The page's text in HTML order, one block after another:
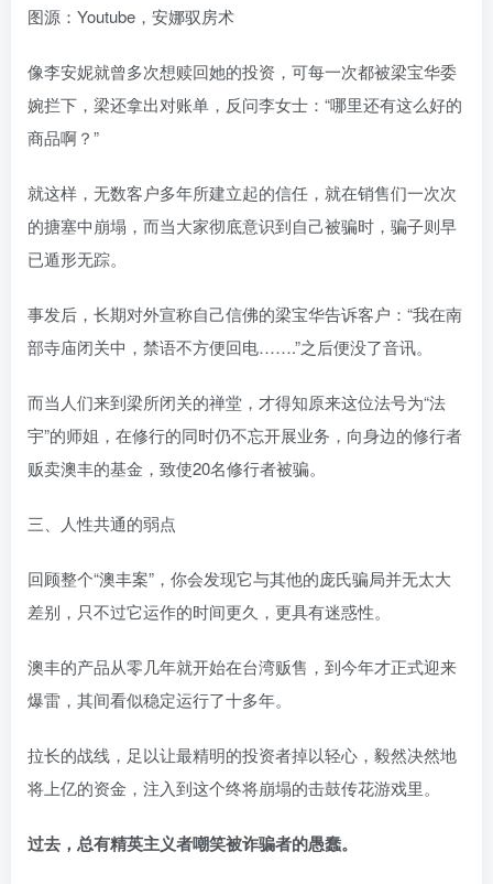
图源：Youtube，安娜驭房术
像李安妮就曾多次想赎回她的投资，可每一次都被梁宝华委
婉拦下，梁还拿出对账单，反问李女士：“哪里还有这么好的
商品啊？”
就这样，无数客户多年所建立起的信任，就在销售们一次次
的搪塞中崩塌，而当大家彻底意识到自己被骗时，骗子则早
已遁形无踪。
事发后，长期对外宣称自己信佛的梁宝华告诉客户：“我在南
部寺庙闭关中，禁语不方便回电…….”之后便没了音讯。
而当人们来到梁所闭关的禅堂，才得知原来这位法号为“法
宇”的师姐，在修行的同时仍不忘开展业务，向身边的修行者
贩卖澳丰的基金，致使20名修行者被骗。
三、人性共通的弱点
回顾整个“澳丰案”，你会发现它与其他的庞氏骗局并无太大
差别，只不过它运作的时间更久，更具有迷惑性。
澳丰的产品从零几年就开始在台湾贩售，到今年才正式迎来
爆雷，其间看似稳定运行了十多年。
拉长的战线，足以让最精明的投资者掉以轻心，毅然决然地
将上亿的资金，注入到这个终将崩塌的击鼓传花游戏里。
过去，总有精英主义者嘲笑被诈骗者的愚蠢。